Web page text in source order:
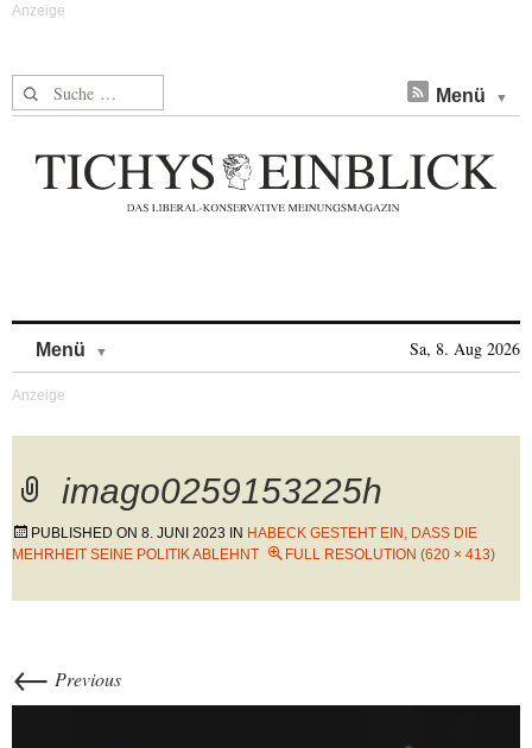
Suche nach: Menü
Menü Sa, 8. Aug 2026
imago0259153225h
PUBLISHED ON 8. JUNI 2023 IN HABECK GESTEHT EIN, DASS DIE
MEHRHEIT SEINE POLITIK ABLEHNT
FULL RESOLUTION (620 × 413)
← Previous